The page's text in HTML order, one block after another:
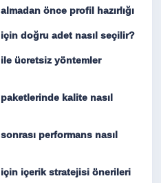
önce profil hazırlığı
doğru adet nasıl seçilir?
ücretsiz yöntemler
kalite nasıl
performans nasıl
içerik stratejisi önerileri